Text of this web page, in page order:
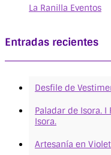
La Ranilla Eventos
Entradas recientes
Desfile de
Paladar de Isora. I
Isora.
Artesanía en